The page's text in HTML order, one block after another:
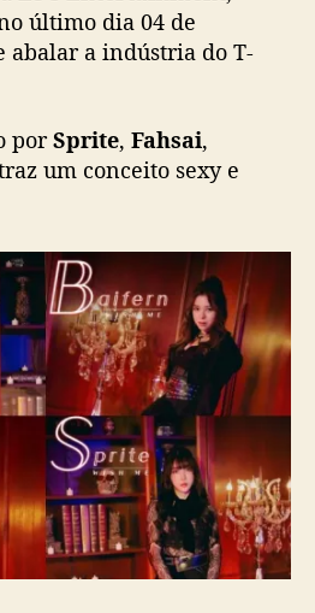
l
â
a
c
s
n
g
e
q
u
e
m
i
s
t
último dia 04 de
abalar a indústria do T-
porSprite, Fahsai,
um conceito sexy e